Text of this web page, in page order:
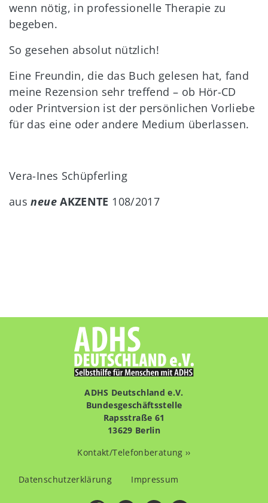
wenn nötig, in professionelle Therapie zu
begeben.
So gesehen absolut nützlich!
Eine Freundin, die das Buch gelesen hat, fand
meine Rezension sehr treffend – ob Hör-CD
oder Printversion ist der persönlichen Vorliebe
für das eine oder andere Medium überlassen.
Vera-Ines Schüpferling
ausneueAKZENTE 108/2017
ADHS Deutschland e.V.
Bundesgeschäftsstelle
Rapsstraße 61
13629 Berlin
Kontakt/Telefonberatung ››
Fußzeilenmenü
Datenschutzerklärung Impressum